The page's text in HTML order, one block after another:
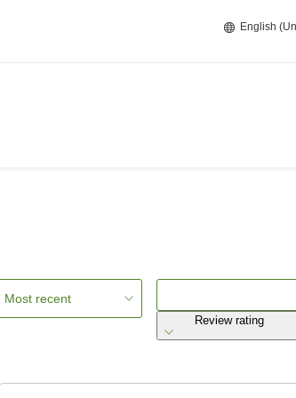
English
Most recent
Review rating